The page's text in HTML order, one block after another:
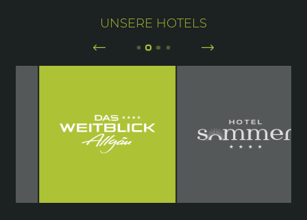
UNSERE HOTELS